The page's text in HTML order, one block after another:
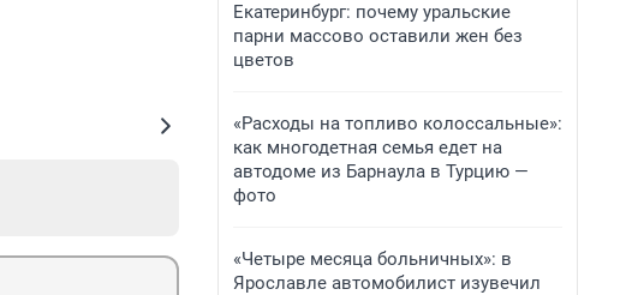
Екатеринбург: почему уральские
парни массово оставили жен без
цветов
«Расходы на топливо колоссальные»:
как многодетная семья едет на
автодоме из Барнаула в Турцию —
фото
«Четыре месяца больничных»: в
Ярославле автомобилист изувечил